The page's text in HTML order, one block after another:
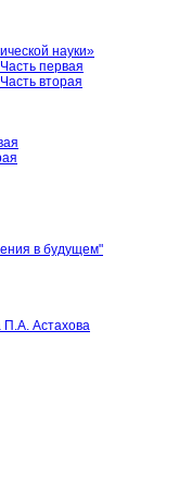
науки»
первая
вторая
в будущем"
П.А. Астахова